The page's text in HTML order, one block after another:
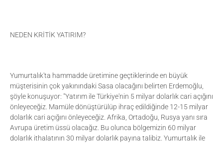
NEDEN KRİTİK YATIRIM?
Yumurtalık'ta hammadde üretimine geçtiklerinde en büyük
müşterisinin çok yakınındaki Sasa olacağını belirten Erdemoğlu,
şöyle konuşuyor: "Yatırım ile Türkiye'nin 5 milyar dolarlık cari açığını
önleyeceğiz. Mamüle dönüştürülüp ihraç edildiğinde 12-15 milyar
dolarlık cari açığını önleyeceğiz. Afrika, Ortadoğu, Rusya yanı sıra
Avrupa üretim üssü olacağız. Bu olunca bölgemizin 60 milyar
dolarlık ithalatının 30 milyar dolarlık payına talibiz. Yumurtalık ile